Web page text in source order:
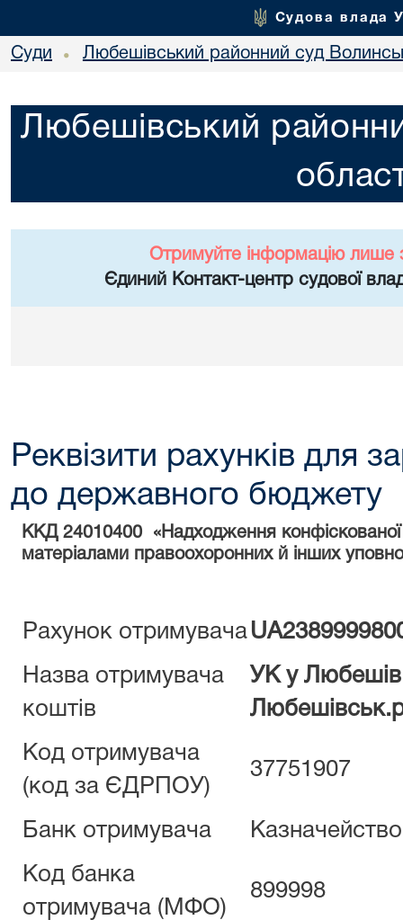
Судова влада
Суди • Любешівський районний суд
Любешівський
Отримуйте інформацію лише
Єдиний Контакт-центр судової
Реквізити рахунків для
до державного бюджету
ККД 24010400 «Надходження конфіскованої
матеріалами правоохоронних й інших
Рахунок отримувача
Назва отримувача
коштів
УК у
Код отримувача
(код за ЄДРПОУ)
37751907
Банк отримувача
Код банка
отримувача (МФО)
899998